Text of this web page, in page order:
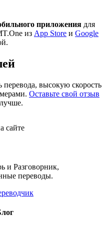
приложения для
из App Store и Google
перевода, высокую скорость
Оставьте свой отзыв
сайте
и Разговорник,
переводы.